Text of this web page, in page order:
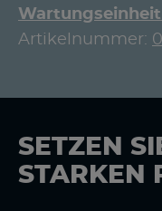
Artikelnummer:
SETZEN
STARKEN